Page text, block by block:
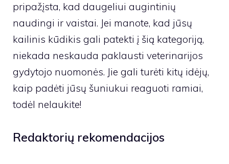
pripažįsta, kad daugeliui augintinių
naudingi ir vaistai. Jei manote, kad jūsų
kailinis kūdikis gali patekti į šią kategoriją,
niekada neskauda paklausti veterinarijos
gydytojo nuomonės. Jie gali turėti kitų idėjų,
kaip padėti jūsų šuniukui reaguoti ramiai,
todėl nelaukite!
Redaktorių rekomendacijos